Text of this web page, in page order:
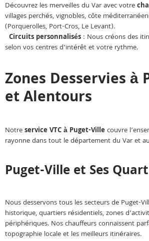
Découvrez les merveilles du Var avec votre
villages perchés, vignobles, côte
(Porquerolles, Port-Cros, Le Levant).
Circuits personnalisés : Nous créons des
selon vos centres d’intérêt et votre rythme.
Zones Desservies à
et Alentours
Notreservice VTC à Puget-Villecouvre
rayonne dans tout le département du Var et
Puget-Ville et Ses
Nous desservons tous les secteurs de Puget-
historique, quartiers résidentiels, zones
périphériques. Nos chauffeurs connaissent
topographie locale et les meilleurs itinéraires.